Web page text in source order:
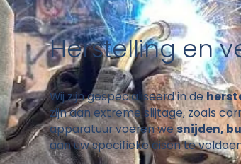
Herstelling en
Wij zijn gespecialiseerd in de
zijn aan extreme slijtage, zoals
apparatuur voeren wesnijden,
aan uw specifieke eisen te